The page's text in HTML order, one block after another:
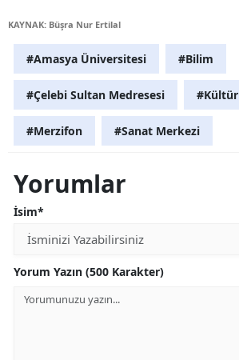
KAYNAK: Büşra Nur Ertilal
#Amasya Üniversitesi #Bilim
#Çelebi Sultan Medresesi #Kültür
#Merzifon #Sanat Merkezi
Yorumlar
İsim*
Yorum Yazın (500 Karakter)